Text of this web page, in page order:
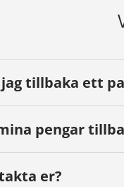
tillbaka ett
pengar
er?